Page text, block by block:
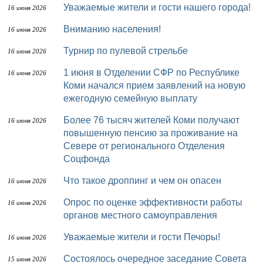
16 июня 2026 Уважаемые жители и гости нашего города!
16 июня 2026 Вниманию населения!
16 июня 2026 Турнир по пулевой стрельбе
16 июня 2026
1 июня в Отделении СФР по Республике
Коми начался прием заявлений на новую
ежегодную семейную выплату
16 июня 2026
Более 76 тысяч жителей Коми получают
повышенную пенсию за проживание на
Севере от регионального Отделения
Соцфонда
16 июня 2026 Что такое дроппинг и чем он опасен
16 июня 2026
Опрос по оценке эффективности работы
органов местного самоуправления
16 июня 2026 Уважаемые жители и гости Печоры!
15 июня 2026
Состоялось очередное заседание Совета